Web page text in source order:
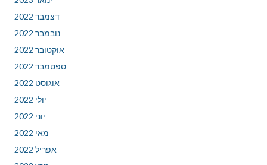
דצמבר 2022
נובמבר 2022
אוקטובר 2022
ספטמבר 2022
אוגוסט 2022
יולי 2022
יוני 2022
מאי 2022
אפריל 2022